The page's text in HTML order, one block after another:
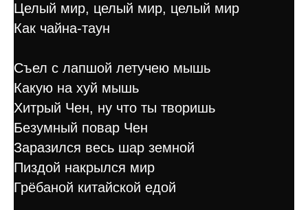
Целый мир, целый мир, целый мир
Как чайна-таун
Съел с лапшой летучею мышь
Какую на хуй мышь
Хитрый Чен, ну что ты творишь
Безумный повар Чен
Заразился весь шар земной
Пиздой накрылся мир
Грёбаной китайской едой